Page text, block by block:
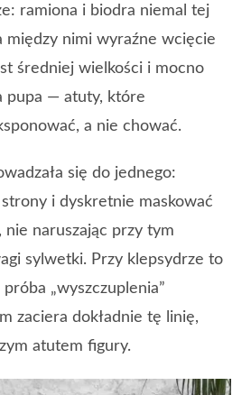
ramiona i biodra niemal tej
między nimi wyraźne wcięcie
średniej wielkości i mocno
pupa — atuty, które
a nie chować.
się do jednego:
i dyskretnie maskować
nie naruszając przy tym
sylwetki. Przy klepsydrze to
„wyszczuplenia”
zaciera dokładnie tę linię,
atutem figury.